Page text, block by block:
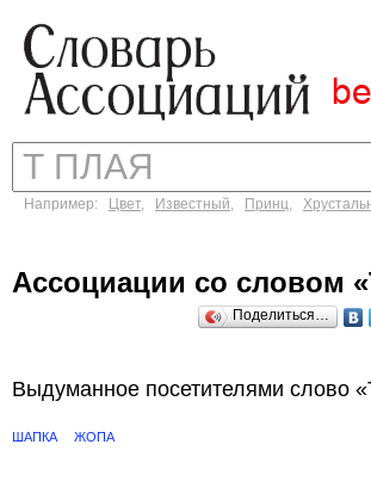
Например: Цвет, Известный, Принц,
Ассоциации со словом
Поделиться…
Выдуманное посетителями слово
ШАПКА ЖОПА